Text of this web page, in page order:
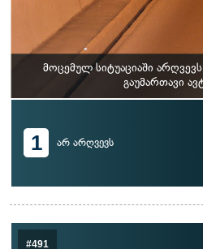
მოცემულ სიტუაციაში
გაუმართავი
1 არ არღვევს
#491